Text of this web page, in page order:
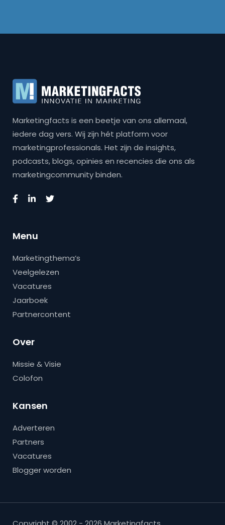
Marketingfacts is een beetje van ons allemaal,
iedere dag vers. Wij zijn hét platform voor
marketingprofessionals. Het zijn de insights,
podcasts, blogs, opinies en recencies die ons als
marketingcommunity binden.
Menu
Marketingthema’s
Veelgelezen
Vacatures
Jaarboek
Partnercontent
Over
Missie & Visie
Colofon
Kansen
Adverteren
Partners
Vacatures
Blogger worden